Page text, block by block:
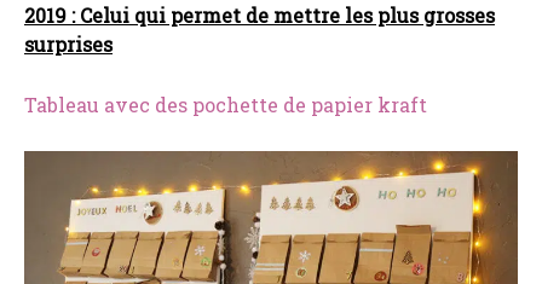
2019 : Celui qui permet de mettre les plus grosses
surprises
Tableau avec des pochette de papier kraft